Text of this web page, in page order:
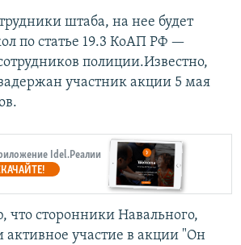
штаба, на нее будет
по статье 19.3 КоАП РФ —
полиции.Известно,
участник акции 5 мая
Idel.Реалии
что сторонники Навального,
активное участие в акции "Он